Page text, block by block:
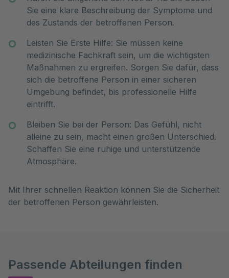
Sie eine klare Beschreibung der Symptome und
des Zustands der betroffenen Person.
Leisten Sie Erste Hilfe: Sie müssen keine
medizinische Fachkraft sein, um die wichtigsten
Maßnahmen zu ergreifen. Sorgen Sie dafür, dass
sich die betroffene Person in einer sicheren
Umgebung befindet, bis professionelle Hilfe
eintrifft.
Bleiben Sie bei der Person: Das Gefühl, nicht
alleine zu sein, macht einen großen Unterschied.
Schaffen Sie eine ruhige und unterstützende
Atmosphäre.
Mit Ihrer schnellen Reaktion können Sie die Sicherheit
der betroffenen Person gewährleisten.
Passende Abteilungen finden